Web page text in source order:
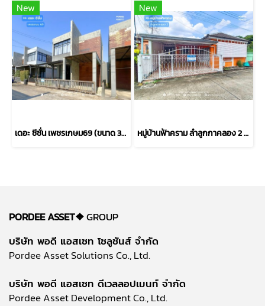
New
เดอะ ซีซั่น เพชรเกษม69 (ขนาด 38 ตร.ว.) ถนนเลียบคลองภาษีเจริญฝั่งใต้ เขตหนองแขม เข้าออกได้หลายทางทั้ง ซอยเพชรเกษม ถนนบางบอน และ ถนนพุทธสาคร กทม. : The Season Phetkasem 69
New
หมู่บ้านฟ้าคราม ลำลูกกาคลอง 2 (ขนาด 40 ตร.ว.) คูคต ปทุมธานี เข้า-ออกได้2เส้นทาง ถ.ลำลูกกา ถ.รังสิต-นครนายก ใกล้รถไฟฟ้าสีเขียว(BTS)สถานีคูคต
PORDEE ASSET❖GROUP
บริษัท พอดี แอสเซท โซลูชันส์ จำกัด
Pordee Asset Solutions Co., Ltd.
บริษัท พอดี แอสเซท ดีเวลลอปเมนท์ จำกัด
Pordee Asset Development Co., Ltd.